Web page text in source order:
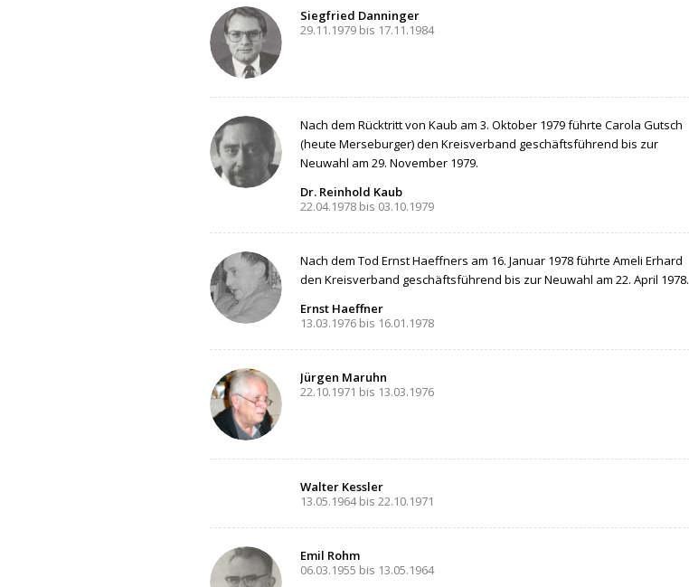
Siegfried Danninger
29.11.1979 bis 17.11.1984
Nach dem Rücktritt von Kaub am 3. Oktober 1979 führte Carola Gutsch
(heute Merseburger) den Kreisverband geschäftsführend bis zur
Neuwahl am 29. November 1979.
Dr. Reinhold Kaub
22.04.1978 bis 03.10.1979
Nach dem Tod Ernst Haeffners am 16. Januar 1978 führte Ameli Erhard
den Kreisverband geschäftsführend bis zur Neuwahl am 22. April 1978.
Ernst Haeffner
13.03.1976 bis 16.01.1978
Jürgen Maruhn
22.10.1971 bis 13.03.1976
Walter Kessler
13.05.1964 bis 22.10.1971
Emil Rohm
06.03.1955 bis 13.05.1964